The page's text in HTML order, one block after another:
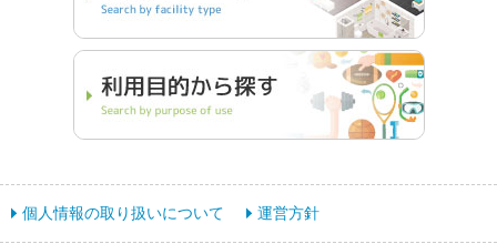
個人情報の取り扱いについて 運営方針